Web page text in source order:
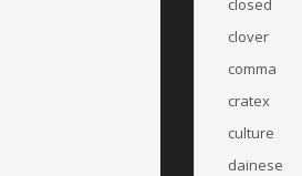
clover
comma
cratex
culture
dainese